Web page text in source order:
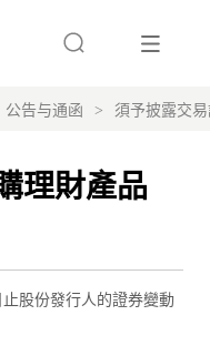
公告与通函 > 須予披露交
理財產品
股份發行人的證券變動